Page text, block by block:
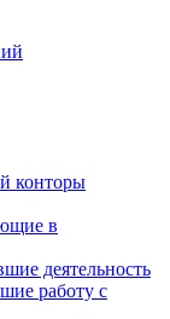
конторы
в
деятельность
работу с